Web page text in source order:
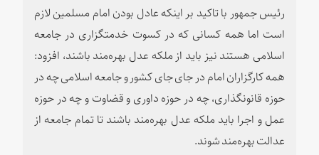
رئیس جمهور با تاکید بر اینکه عادل بودن امام مسلمین لازم
است اما همه کسانی که در کسوت خدمتگزاری در جامعه
اسلامی هستند نیز باید از ملکه عدل بهره‌مند باشند، افزود:
همه کارگزاران امام در جای جای کشور و جامعه اسلامی چه در
حوزه قانونگذاری، چه در حوزه داوری و قضاوت و چه در حوزه
عمل و اجرا باید ملکه عدل بهره‌مند باشند تا تمام جامعه از
عدالت بهره‌مند شوند.